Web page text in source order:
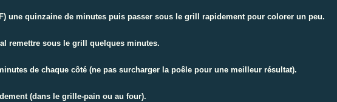
une quinzaine de minutes puis passer sous le grill rapidement pour colorer un peu.
remettre sous le grill quelques minutes.
de chaque côté (ne pas surcharger la poêle pour une meilleur résultat).
(dans le grille-pain ou au four).